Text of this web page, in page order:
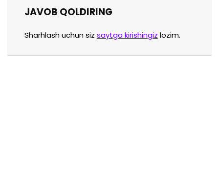
JAVOB QOLDIRING
Sharhlash uchun siz saytga kirishingiz lozim.